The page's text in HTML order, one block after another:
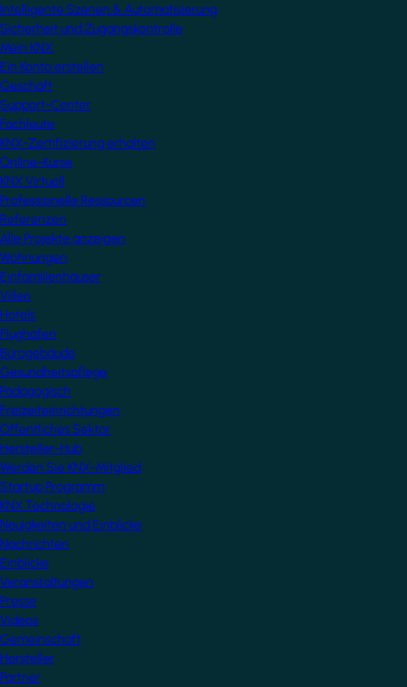
Intelligente Szenen & Automatisierung
Sicherheit und Zugangskontrolle
Mein KNX
Ein Konto erstellen
Geschäft
Support-Center
Fachleute
KNX-Zertifizierung erhalten
Online-Kurse
KNX Virtuell
Professionelle Ressourcen
Referenzen
Alle Projekte anzeigen
Wohnungen
Einfamilienhäuser
Villen
Hotels
Flughäfen
Bürogebäude
Gesundheitspflege
Pädagogisch
Freizeiteinrichtungen
Öffentliches Sektor
Hersteller-Hub
Werden Sie KNX-Mitglied
Startup Programm
KNX Technologie
Neuigkeiten und Einblicke
Nachrichten
Einblicke
Veranstaltungen
Presse
Videos
Gemeinschaft
Hersteller
Partner